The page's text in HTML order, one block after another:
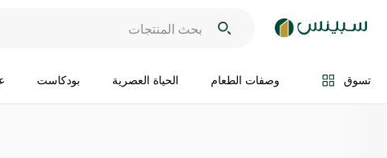
تسوق وصفات الطعام الحياة العصرية بودكاست
اضف الى السلة